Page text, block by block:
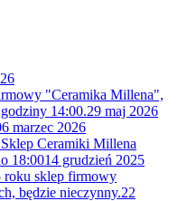
"Ceramika Millena",
14:00.29 maj 2026
marzec 2026
Ceramiki Millena
18:0014 grudzień 2025
roku sklep firmowy
będzie nieczynny.22